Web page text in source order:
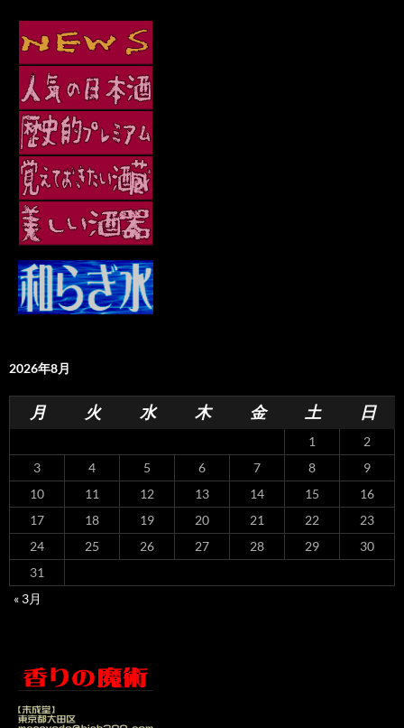
2026年8月
月 火 水 木 金 土 日
1
2
3
4 5 6 7 8
9
10
11 12 13 14 15
16
17
18 19 20 21 22
23
24
25 26 27 28 29
30
31
« 3月